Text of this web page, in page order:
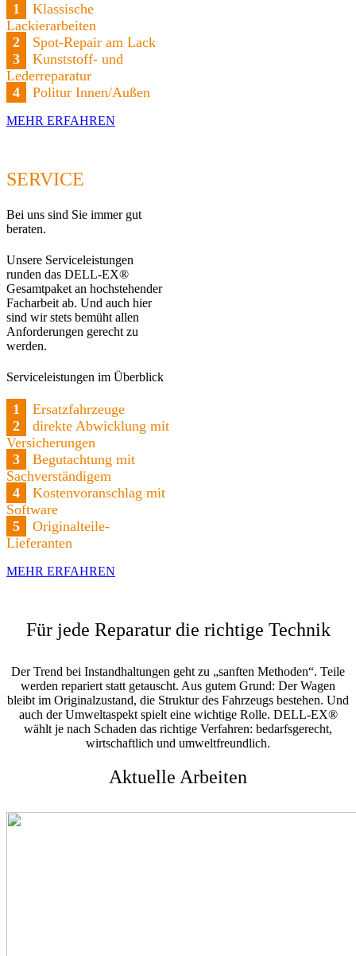
1
Klassische
Lackierarbeiten
2
Spot-Repair am Lack
3
Kunststoff- und
Lederreparatur
4
Politur Innen/Außen
MEHR ERFAHREN
SERVICE
Bei uns sind Sie immer gut
beraten.
Unsere Serviceleistungen
runden das DELL-EX®
Gesamtpaket an hochstehender
Facharbeit ab. Und auch hier
sind wir stets bemüht allen
Anforderungen gerecht zu
werden.
Serviceleistungen im Überblick
1
Ersatzfahrzeuge
2
direkte Abwicklung mit
Versicherungen
3
Begutachtung mit
Sachverständigem
4
Kostenvoranschlag mit
Software
5
Originalteile-
Lieferanten
MEHR ERFAHREN
Für jede Reparatur die richtige Technik
Der Trend bei Instandhaltungen geht zu „sanften Methoden“. Teile
werden repariert statt getauscht. Aus gutem Grund: Der Wagen
bleibt im Originalzustand, die Struktur des Fahrzeugs bestehen. Und
auch der Umweltaspekt spielt eine wichtige Rolle. DELL-EX®
wählt je nach Schaden das richtige Verfahren: bedarfsgerecht,
wirtschaftlich und umweltfreundlich.
Aktuelle Arbeiten